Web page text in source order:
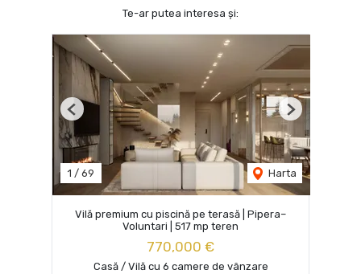
Te-ar putea interesa și:
1 / 69 Harta
Previous Next
Vilă premium cu piscină pe terasă | Pipera–
Voluntari | 517 mp teren
770,000 €
Casă / Vilă cu 6 camere de vânzare